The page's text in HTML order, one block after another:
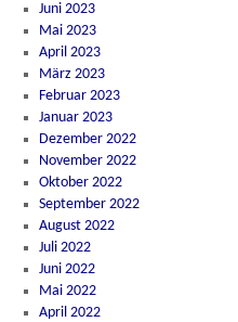
Juni 2023
Mai 2023
April 2023
März 2023
Februar 2023
Januar 2023
Dezember 2022
November 2022
Oktober 2022
September 2022
August 2022
Juli 2022
Juni 2022
Mai 2022
April 2022